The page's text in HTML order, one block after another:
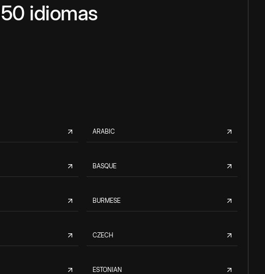
idiomas
ARABIC
BASQUE
BURMESE
CZECH
ESTONIAN